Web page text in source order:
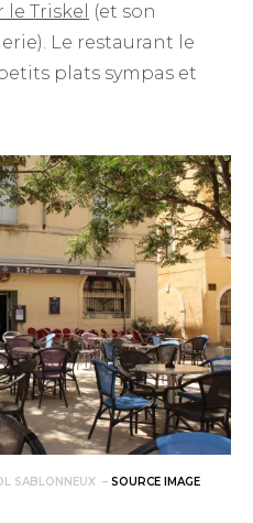
le Triskel
(et son
Le restaurant le
plats sympas et
SABLONNEUX – SOURCE IMAGE